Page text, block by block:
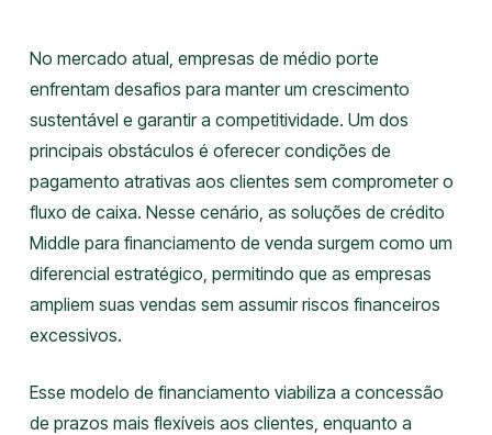
No mercado atual, empresas de médio porte
enfrentam desafios para manter um crescimento
sustentável e garantir a competitividade. Um dos
principais obstáculos é oferecer condições de
pagamento atrativas aos clientes sem comprometer o
fluxo de caixa. Nesse cenário, as soluções de crédito
Middle para financiamento de venda surgem como um
diferencial estratégico, permitindo que as empresas
ampliem suas vendas sem assumir riscos financeiros
excessivos.
Esse modelo de financiamento viabiliza a concessão
de prazos mais flexíveis aos clientes, enquanto a